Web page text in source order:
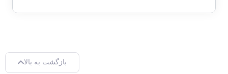
بازگشت به بالا